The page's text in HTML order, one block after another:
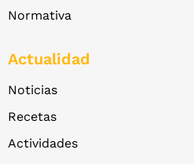
Normativa
Actualidad
Noticias
Recetas
Actividades